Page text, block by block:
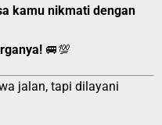
kamu nikmati dengan
🚐💯
jalan, tapi dilayani